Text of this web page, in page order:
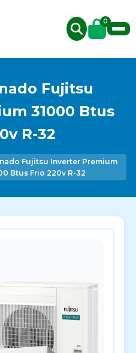
0
Fujitsu
31000 Btus
R-32
Fujitsu Inverter Premium
Btus Frio 220v R-32